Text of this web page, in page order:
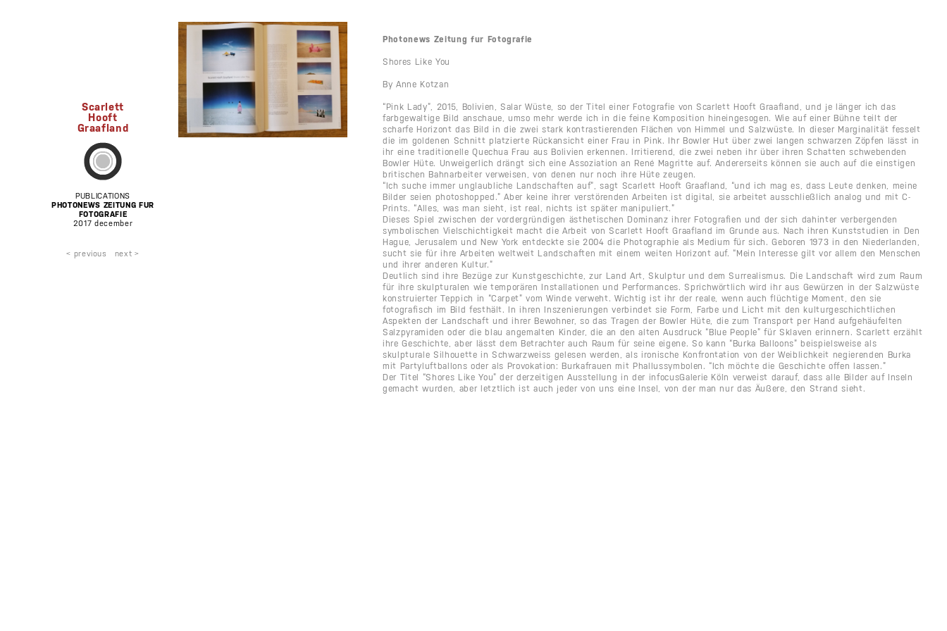
Scarlett
Hooft
Graafland
PUBLICATIONS
PHOTONEWS ZEITUNG FUR
FOTOGRAFIE
2017 december
< previous next >
Photonews Zeitung fur Fotografie
Shores Like You
By Anne Kotzan
“Pink Lady”, 2015, Bolivien, Salar Wüste, so der Titel einer Fotografie von Scarlett Hooft Graafland, und je länger ich das
farbgewaltige Bild anschaue, umso mehr werde ich in die feine Komposition hineingesogen. Wie auf einer Bühne teilt der
scharfe Horizont das Bild in die zwei stark kontrastierenden Flächen von Himmel und Salzwüste. In dieser Marginalität fesselt
die im goldenen Schnitt platzierte Rückansicht einer Frau in Pink. Ihr Bowler Hut über zwei langen schwarzen Zöpfen lässt in
ihr eine traditionelle Quechua Frau aus Bolivien erkennen. Irritierend, die zwei neben ihr über ihren Schatten schwebenden
Bowler Hüte. Unweigerlich drängt sich eine Assoziation an René Magritte auf. Andererseits können sie auch auf die einstigen
britischen Bahnarbeiter verweisen, von denen nur noch ihre Hüte zeugen.
“Ich suche immer unglaubliche Landschaften auf”, sagt Scarlett Hooft Graafland, “und ich mag es, dass Leute denken, meine
Bilder seien photoshopped.” Aber keine ihrer verstörenden Arbeiten ist digital, sie arbeitet ausschließlich analog und mit C-
Prints. “Alles, was man sieht, ist real, nichts ist später manipuliert.”
Dieses Spiel zwischen der vordergründigen ästhetischen Dominanz ihrer Fotografien und der sich dahinter verbergenden
symbolischen Vielschichtigkeit macht die Arbeit von Scarlett Hooft Graafland im Grunde aus. Nach ihren Kunststudien in Den
Hague, Jerusalem und New York entdeckte sie 2004 die Photographie als Medium für sich. Geboren 1973 in den Niederlanden,
sucht sie für ihre Arbeiten weltweit Landschaften mit einem weiten Horizont auf. “Mein Interesse gilt vor allem den Menschen
und ihrer anderen Kultur.”
Deutlich sind ihre Bezüge zur Kunstgeschichte, zur Land Art, Skulptur und dem Surrealismus. Die Landschaft wird zum Raum
für ihre skulpturalen wie temporären Installationen und Performances. Sprichwörtlich wird ihr aus Gewürzen in der Salzwüste
konstruierter Teppich in “Carpet” vom Winde verweht. Wichtig ist ihr der reale, wenn auch flüchtige Moment, den sie
fotografisch im Bild festhält. In ihren Inszenierungen verbindet sie Form, Farbe und Licht mit den kulturgeschichtlichen
Aspekten der Landschaft und ihrer Bewohner, so das Tragen der Bowler Hüte, die zum Transport per Hand aufgehäufelten
Salzpyramiden oder die blau angemalten Kinder, die an den alten Ausdruck “Blue People” für Sklaven erinnern. Scarlett erzählt
ihre Geschichte, aber lässt dem Betrachter auch Raum für seine eigene. So kann “Burka Balloons” beispielsweise als
skulpturale Silhouette in Schwarzweiss gelesen werden, als ironische Konfrontation von der Weiblichkeit negierenden Burka
mit Partyluftballons oder als Provokation: Burkafrauen mit Phallussymbolen. “Ich möchte die Geschichte offen lassen.”
Der Titel “Shores Like You” der derzeitigen Ausstellung in der infocusGalerie Köln verweist darauf, dass alle Bilder auf Inseln
gemacht wurden, aber letztlich ist auch jeder von uns eine Insel, von der man nur das Äußere, den Strand sieht.